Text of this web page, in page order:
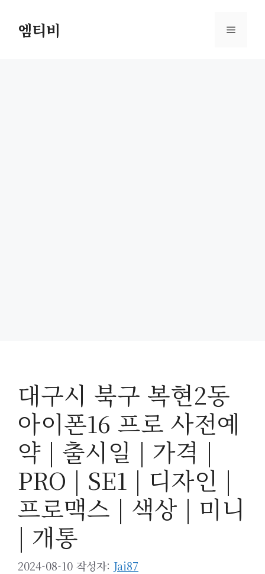
엠티비 메
대구시 북구 복현2동
아이폰16 프로 사전예
약 | 출시일 | 가격 |
PRO | SE1 | 디자인 |
프로맥스 | 색상 | 미니
| 개통
2024-08-10 작성자: Jai87